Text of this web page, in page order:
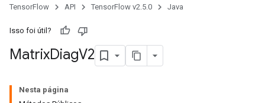
TensorFlow API TensorFlow v2.5.0 Java
Isso foi útil?
MatrixDiagV2
Nesta página